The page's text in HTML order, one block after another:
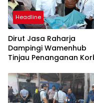
Headline
Dirut Jasa Raharja
Dampingi Wamenhub
Tinjau Penanganan
PHC Surabaya